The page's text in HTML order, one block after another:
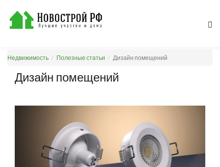
Недвижимость Полезные статьи Дизайн помещений
Дизайн помещений